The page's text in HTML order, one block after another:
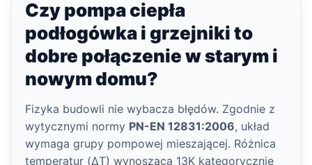
Czy pompa ciepła
podłogówka i grzejniki to
dobre połączenie w starym i
nowym domu?
Fizyka budowli nie wybacza błędów. Zgodnie z
wytycznymi normy PN-EN 12831:2006, układ
wymaga grupy pompowej mieszającej. Różnica
temperatur (ΔT) wynosząca 13K kategorycznie